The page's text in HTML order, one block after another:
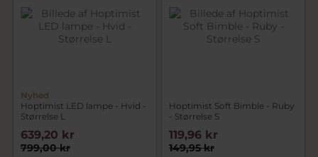
Nyhed
Hoptimist LED lampe - Hvid -
Størrelse L
799,00 kr
639,20 kr
Hoptimist Soft Bimble - Ruby
- Størrelse S
149,95 kr
119,96 kr